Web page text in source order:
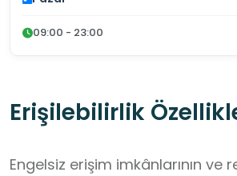
09:00 - 23:00
Erişilebilirlik
Engelsiz erişim imkânlarının ve